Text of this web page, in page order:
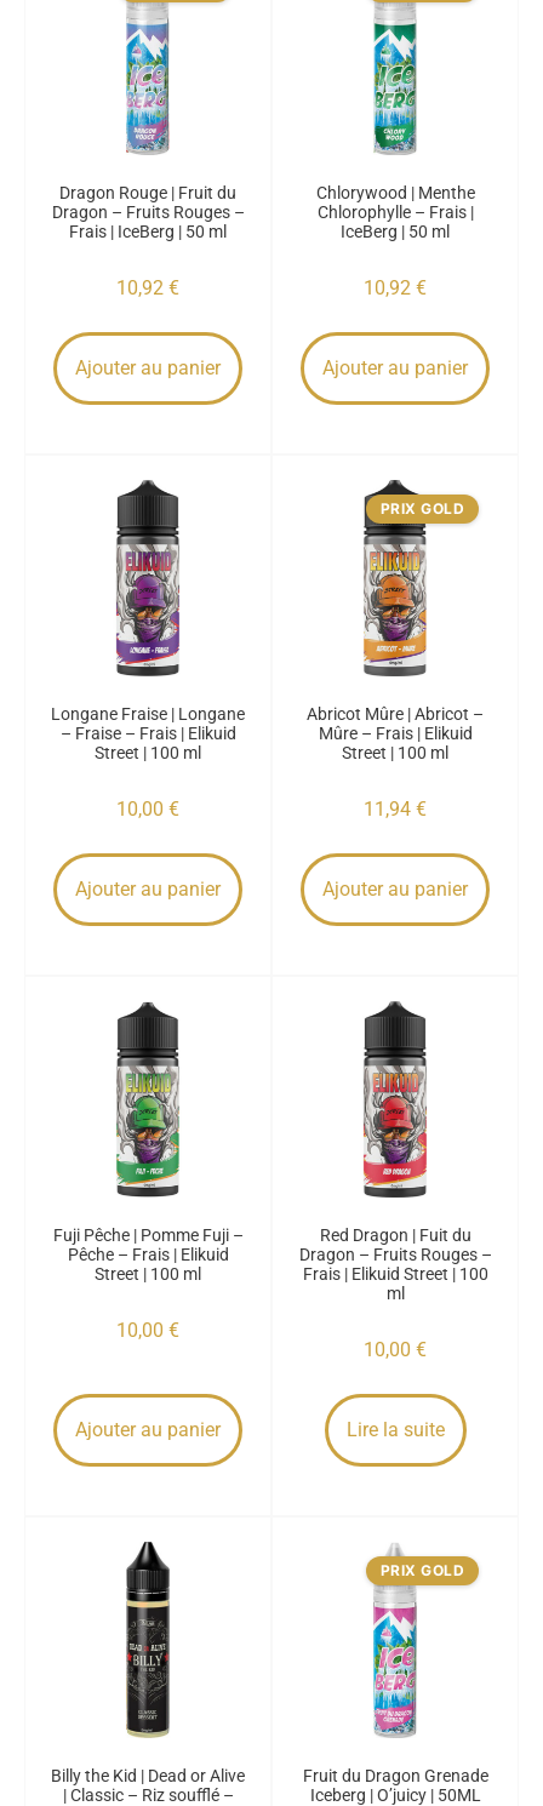
Dragon Rouge | Fruit du
Dragon – Fruits Rouges –
Frais | IceBerg | 50 ml
10,92 €
Ajouter au panier
Chlorywood | Menthe
Chlorophylle – Frais |
IceBerg | 50 ml
10,92 €
Ajouter au panier
Longane Fraise | Longane
– Fraise – Frais | Elikuid
Street | 100 ml
10,00 €
Ajouter au panier
PRIX GOLD
Abricot Mûre | Abricot –
Mûre – Frais | Elikuid
Street | 100 ml
11,94 €
Ajouter au panier
Fuji Pêche | Pomme Fuji –
Pêche – Frais | Elikuid
Street | 100 ml
10,00 €
Ajouter au panier
Red Dragon | Fuit du
Dragon – Fruits Rouges –
Frais | Elikuid Street | 100
ml
10,00 €
Lire la suite
Billy the Kid | Dead or Alive
| Classic – Riz soufflé –
PRIX GOLD
Fruit du Dragon Grenade
Iceberg | O’juicy | 50ML